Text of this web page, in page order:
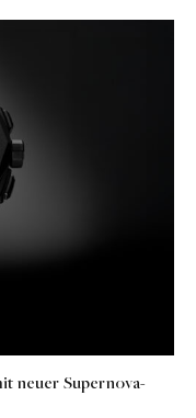
neuer Supernova-